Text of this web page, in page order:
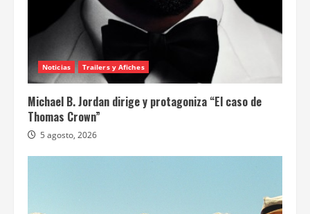
Noticias Trailers y Afiches
Michael B. Jordan dirige y protagoniza “El caso de
Thomas Crown”
5 agosto, 2026